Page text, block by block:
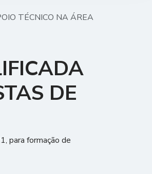
TÉCNICO NA ÁREA
DE
para formação de